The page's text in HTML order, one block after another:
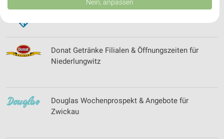
Zwickau
Donat Getränke Filialen & Öffnungszeiten für
Niederlungwitz
Douglas Wochenprospekt & Angebote für
Zwickau
USA gesendet werden.
Website/App.
Wir nutzen Ihre Daten für folgende Zwecke:
IAB-Verarbeitungszwecke:
Verwendung reduzierter Daten zur Auswahl von
Werbeanzeigen
Nein, anpassen